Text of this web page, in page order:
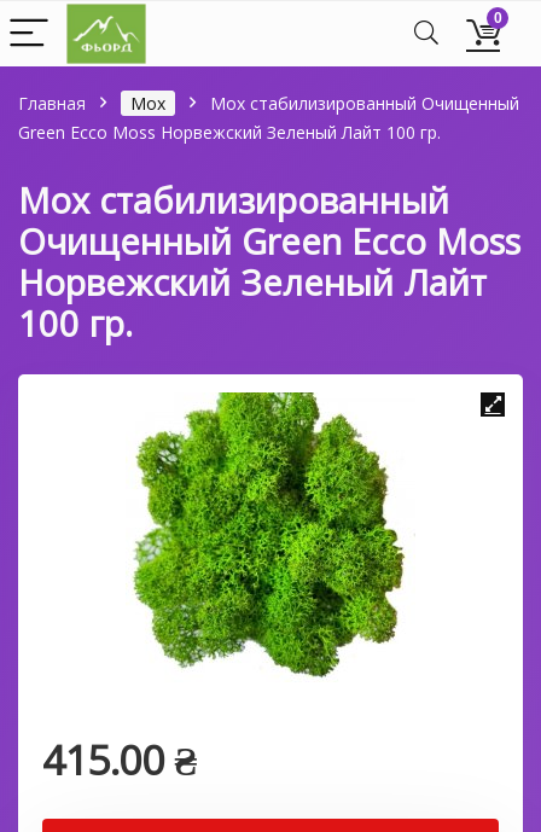
0
Главная Мох
Мох стабилизированный Очищенный
Green Ecco Moss Норвежский Зеленый Лайт 100 гр.
Мох стабилизированный
Очищенный Green Ecco Moss
Норвежский Зеленый Лайт
100 гр.
415.00₴